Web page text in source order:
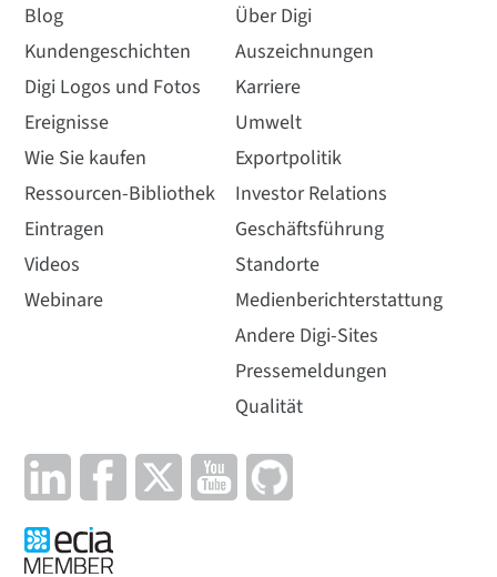
Blog
Kundengeschichten
Digi Logos und Fotos
Ereignisse
Wie Sie kaufen
Ressourcen-Bibliothek
Eintragen
Videos
Webinare
Über Digi
Auszeichnungen
Karriere
Umwelt
Exportpolitik
Investor Relations
Geschäftsführung
Standorte
Medienberichterstattung
Andere Digi-Sites
Pressemeldungen
Qualität